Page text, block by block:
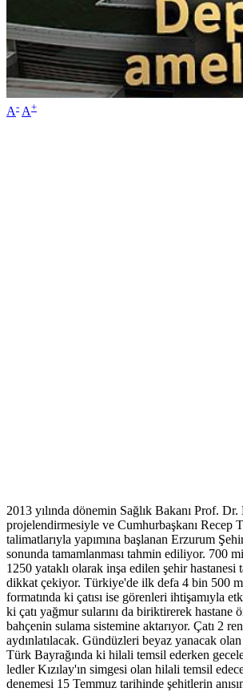
A- A+
2013 yılında dönemin Sağlık Bakanı Prof. Dr.
projelendirmesiyle ve Cumhurbaşkanı Recep
talimatlarıyla yapımına başlanan Erzurum
sonunda tamamlanması tahmin ediliyor. 700
1250 yataklı olarak inşa edilen şehir hastanesi
dikkat çekiyor. Türkiye'de ilk defa 4 bin 500
formatında ki çatısı ise görenleri ihtişamıyla
ki çatı yağmur sularını da biriktirerek hastane
bahçenin sulama sistemine aktarıyor. Çatı 2
aydınlatılacak. Gündüzleri beyaz yanacak
Türk Bayrağında ki hilali temsil ederken
ledler Kızılay'ın simgesi olan hilali temsil
denemesi 15 Temmuz tarihinde şehitlerin